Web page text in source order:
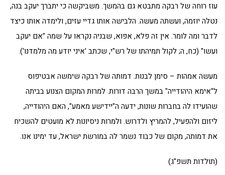
עוז רוחה של רבקה מתבטא גם בהמשך. משביקשה כי יתברך יעקב בנה,
נטלה יוזמה, ועשתה מעשה. הלבישה אותו גדיי עזים, ולימדה אותו כיצד
לדבר ומה לומר. אין זה פלא, אפוא, שבניה נקראו על שמה "אם יעקב
ועשו" (כח, ה; לקול תמיהתו של רש"י, שכתב 'איני יודע מה מלמדנו').
מעשה אמהות – סימן לבנות. דמותה של רבקה שימשה אבטיפוס
ל"אימא היהודייה" במשך הרבה דורות. למרות המקום הצנוע בביתה
שהועידו לה בחברות שונות, ידעה ה"יידישע מאמע", האם היהודייה,
ליזום ולהפעיל, להמריץ ולדרוש. ולמרות ניסיונות לא מועטים להשכיח
את דמותה, מקום של כבוד נשמר לה במורשת ישראל, עד ימינו אנו.
(תולדות תשפ"ג)